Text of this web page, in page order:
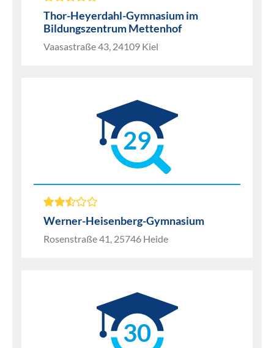
Thor-Heyerdahl-Gymnasium im
Bildungszentrum Mettenhof
Vaasastraße 43, 24109 Kiel
29
Werner-Heisenberg-Gymnasium
Rosenstraße 41, 25746 Heide
30